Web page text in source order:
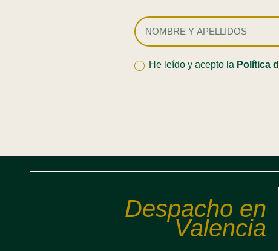
He leído y acepto la Política
Despacho en
Valencia